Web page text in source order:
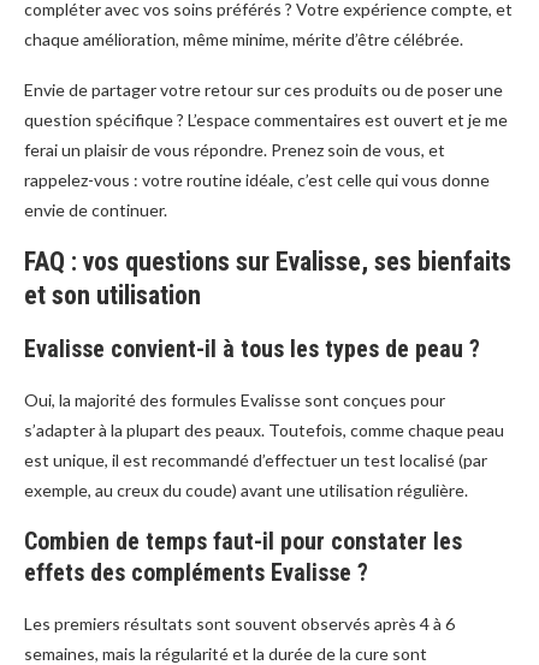
compléter avec vos soins préférés ? Votre expérience compte, et
chaque amélioration, même minime, mérite d’être célébrée.
Envie de partager votre retour sur ces produits ou de poser une
question spécifique ? L’espace commentaires est ouvert et je me
ferai un plaisir de vous répondre. Prenez soin de vous, et
rappelez-vous : votre routine idéale, c’est celle qui vous donne
envie de continuer.
FAQ : vos questions sur Evalisse, ses bienfaits
et son utilisation
Evalisse convient-il à tous les types de peau ?
Oui, la majorité des formules Evalisse sont conçues pour
s’adapter à la plupart des peaux. Toutefois, comme chaque peau
est unique, il est recommandé d’effectuer un test localisé (par
exemple, au creux du coude) avant une utilisation régulière.
Combien de temps faut-il pour constater les
effets des compléments Evalisse ?
Les premiers résultats sont souvent observés après 4 à 6
semaines, mais la régularité et la durée de la cure sont